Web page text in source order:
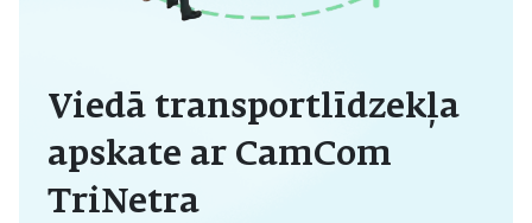
Viedā transportlīdzekļa
apskate ar CamCom
TriNetra